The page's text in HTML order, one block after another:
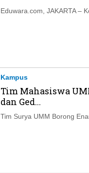
Eduwara.com, JAKARTA –
Kampus
Tim Mahasiswa
dan Ged...
Tim Surya UMM Borong